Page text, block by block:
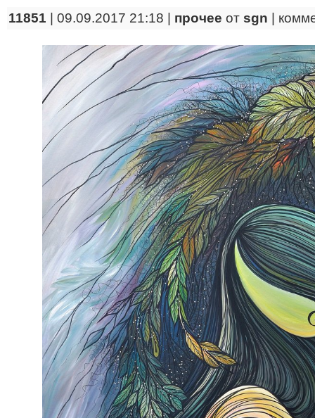
11851 | 09.09.2017 21:18 | прочее от sgn